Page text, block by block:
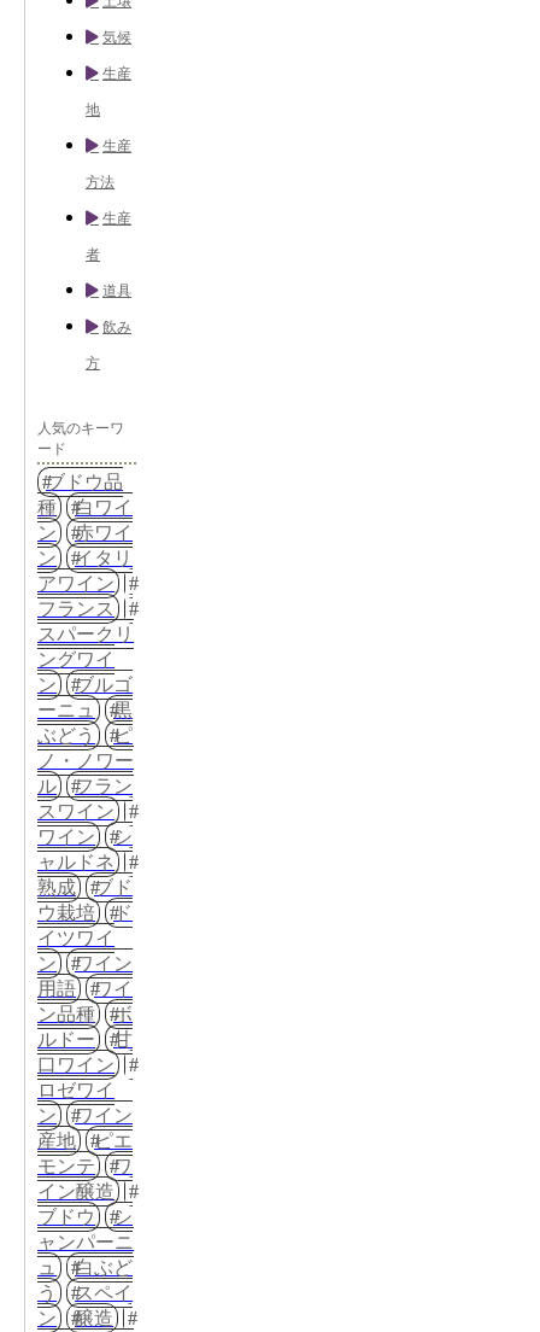
気候
生産
地
生産
方法
生産
者
道具
飲み
方
人気のキーワ
ード
ブドウ品
種
白ワイ
ン
赤ワイ
ン
イタリ
アワイン
フランス
スパークリ
ングワイ
ン
ブルゴ
ーニュ
黒
ぶどう
ピ
ノ・ノワー
ル
フラン
スワイン
ワイン
シ
ャルドネ
熟成
ブド
ウ栽培
ド
イツワイ
ン
ワイン
用語
ワイ
ン品種
ボ
ルドー
甘
口ワイン
ロゼワイ
ン
ワイン
産地
ピエ
モンテ
ワ
イン醸造
ブドウ
シ
ャンパーニ
ュ
白ぶど
う
スペイ
ン
醸造